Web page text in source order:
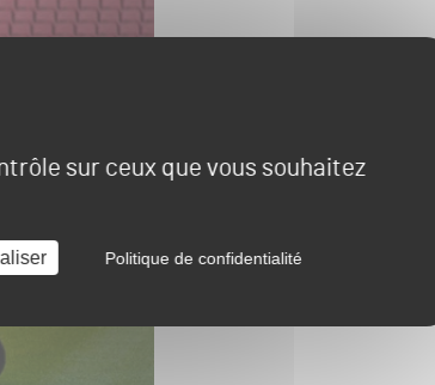
sur ceux que vous souhaitez
Politique de confidentialité